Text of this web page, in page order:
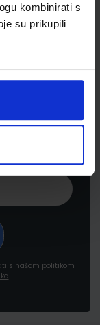
kombinirati s
su prikupili
o novim
s našom politikom